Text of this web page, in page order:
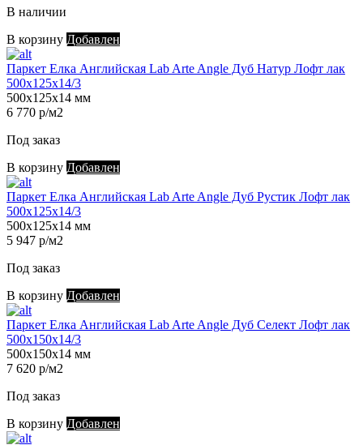
В наличии
В корзину Добавлен
Паркет Елка Английская Lab Arte Angle Дуб Натур Лофт лак
500х125х14/3
500х125х14 мм
6 770 р/м2
Под заказ
В корзину Добавлен
Паркет Елка Английская Lab Arte Angle Дуб Рустик Лофт лак
500х125х14/3
500х125х14 мм
5 947 р/м2
Под заказ
В корзину Добавлен
Паркет Елка Английская Lab Arte Angle Дуб Селект Лофт лак
500х150х14/3
500х150х14 мм
7 620 р/м2
Под заказ
В корзину Добавлен